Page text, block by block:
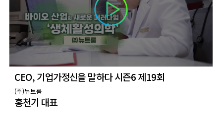
CEO, 기업가정신을 말하다 시즌6 제19회
(주)뉴트롬
홍천기 대표